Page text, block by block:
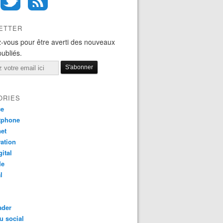
vous pour être averti des nouveaux
social